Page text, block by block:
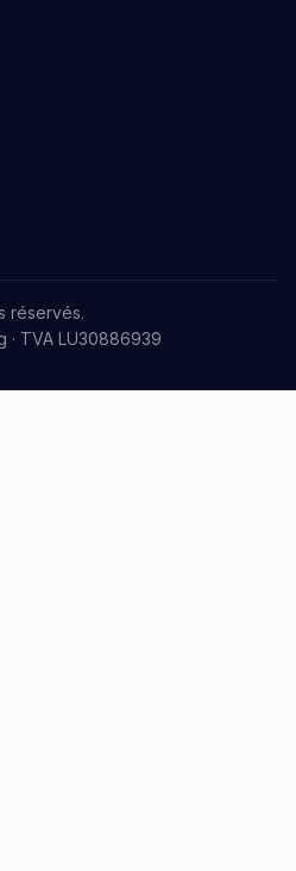
réservés.
· TVA LU30886939